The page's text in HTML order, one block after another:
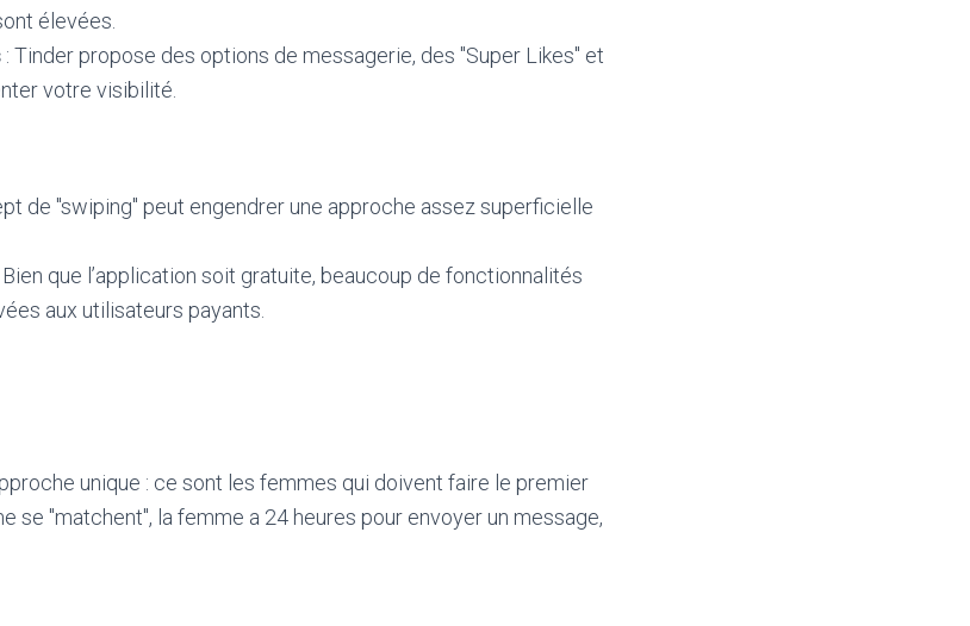
élevées.
: Tinder propose des options de messagerie, des "Super Likes" et
votre visibilité.
de "swiping" peut engendrer une approche assez superficielle
Bien que l’application soit gratuite, beaucoup de fonctionnalités
aux utilisateurs payants.
unique : ce sont les femmes qui doivent faire le premier
se "matchent", la femme a 24 heures pour envoyer un message,